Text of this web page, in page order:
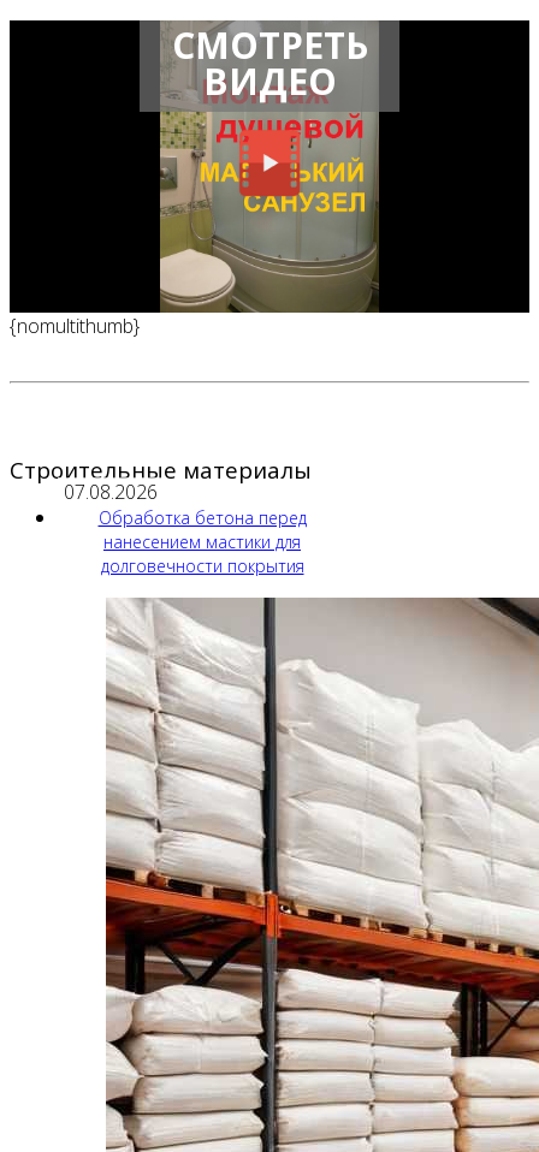
СМОТРЕТЬ
ВИДЕО
{nomultithumb}
Строительные материалы
07.08.2026
Обработка бетона перед
нанесением мастики для
долговечности покрытия